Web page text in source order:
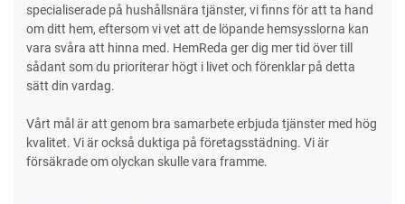
specialiserade på hushållsnära tjänster, vi finns för att ta hand
om ditt hem, eftersom vi vet att de löpande hemsysslorna kan
vara svåra att hinna med. HemReda ger dig mer tid över till
sådant som du prioriterar högt i livet och förenklar på detta
sätt din vardag.
Vårt mål är att genom bra samarbete erbjuda tjänster med hög
kvalitet. Vi är också duktiga på företagsstädning. Vi är
försäkrade om olyckan skulle vara framme.